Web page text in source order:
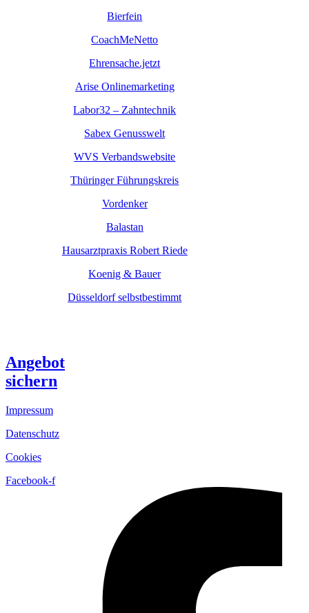
Bierfein
CoachMeNetto
Ehrensache.jetzt
Arise Onlinemarketing
Labor32 – Zahntechnik
Sabex Genusswelt
WVS Verbandswebsite
Thüringer Führungskreis
Vordenker
Balastan
Hausarztpraxis Robert Riede
Koenig & Bauer
Düsseldorf selbstbestimmt
Angebot
sichern
Impressum
Datenschutz
Cookies
Facebook-f